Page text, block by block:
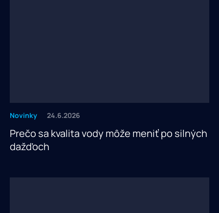
Novinky 24.6.2026
Prečo sa kvalita vody môže meniť po silných
dažďoch